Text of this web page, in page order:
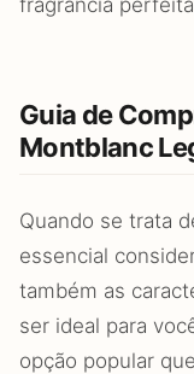
Guia de
Montblanc
Quando se trata
essencial
também as
ser ideal para
opção popular